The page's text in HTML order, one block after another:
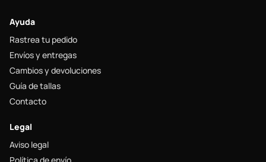
Ayuda
Rastrea tu pedido
Envíos y entregas
Cambios y devoluciones
Guía de tallas
Contacto
Legal
Aviso legal